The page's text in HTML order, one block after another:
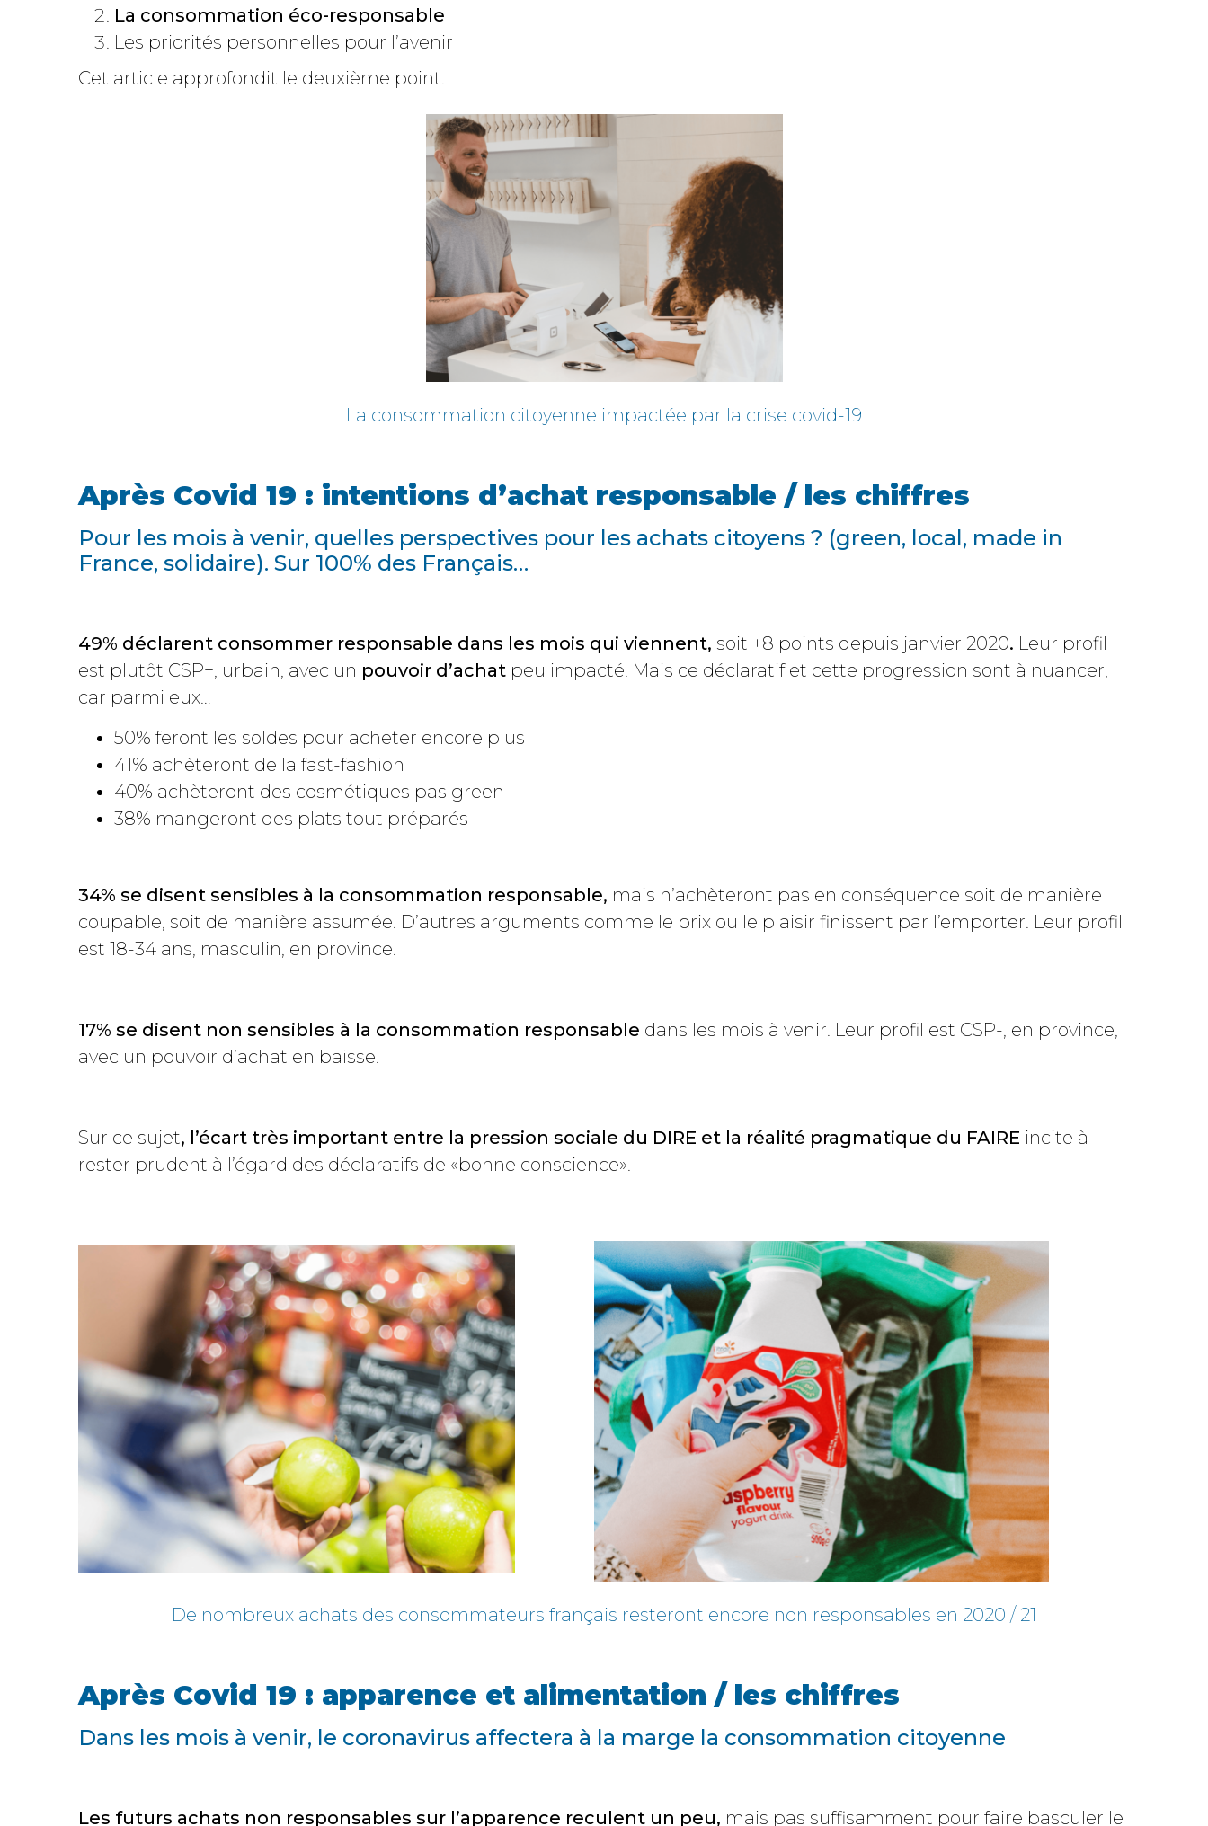
La consommation éco-responsable
Les priorités personnelles pour l’avenir
Cet article approfondit le deuxième point.
La consommation citoyenne impactée par la crise covid-19
Après Covid 19 : intentions d’achat responsable / les chiffres
Pour les mois à venir, quelles perspectives pour les achats citoyens ? (green, local, made in
France, solidaire). Sur 100% des Français…
49% déclarent consommer responsable dans les mois qui viennent, soit +8 points depuis janvier 2020. Leur profil
est plutôt CSP+, urbain, avec un pouvoir d’achat peu impacté. Mais ce déclaratif et cette progression sont à nuancer,
car parmi eux…
50% feront les soldes pour acheter encore plus
41% achèteront de la fast-fashion
40% achèteront des cosmétiques pas green
38% mangeront des plats tout préparés
34% se disent sensibles à la consommation responsable, mais n’achèteront pas en conséquence soit de manière
coupable, soit de manière assumée. D’autres arguments comme le prix ou le plaisir finissent par l’emporter. Leur profil
est 18-34 ans, masculin, en province.
17% se disent non sensibles à la consommation responsable dans les mois à venir. Leur profil est CSP-, en province,
avec un pouvoir d’achat en baisse.
Sur ce sujet, l’écart très important entre la pression sociale du DIRE et la réalité pragmatique du FAIRE incite à
rester prudent à l’égard des déclaratifs de «bonne conscience».
De nombreux achats des consommateurs français resteront encore non responsables en 2020 / 21
Après Covid 19 : apparence et alimentation / les chiffres
Dans les mois à venir, le coronavirus affectera à la marge la consommation citoyenne
Les futurs achats non responsables sur l’apparence reculent un peu, mais pas suffisamment pour faire basculer le